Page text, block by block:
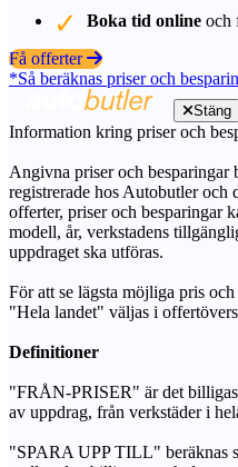
Boka tid online och
Få offerter
*Så beräknas priser och
Stäng
Information kring priser och
Angivna priser och besparingar
registrerade hos Autobutler och
offerter, priser och besparingar
modell, år, verkstadens
uppdraget ska utföras.
För att se lägsta möjliga pris
"Hela landet" väljas i
Definitioner
"FRÅN-PRISER" är det
av uppdrag, från verkstäder i
"SPARA UPP TILL" beräknas